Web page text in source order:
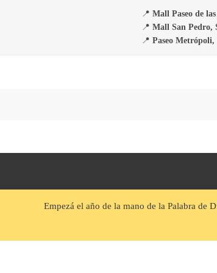
📍 Mall Paseo de
📍 Mall San Pedro,
📍 Paseo
Empezá el año de la mano de la Palabra de